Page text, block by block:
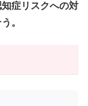
症リスクへの対
。